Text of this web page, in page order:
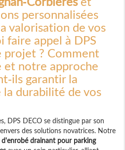
personnalisées
valorisation de vos
faire appel à DPS
projet ? Comment
notre approche
ils garantir la
la durabilité de vos
DPS DECO se distingue par son
des solutions novatrices. Notre
d'enrobé drainant pour parking